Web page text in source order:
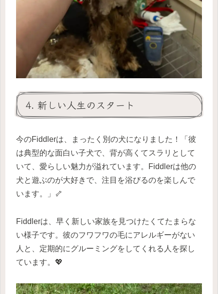
4. 新しい人生のスタート
今のFiddlerは、まったく別の犬になりました！「彼
は典型的な面白い子犬で、背が高くてスラリとして
いて、愛らしい魅力が溢れています。Fiddlerは他の
犬と遊ぶのが大好きで、注目を浴びるのを楽しんで
います。」🦴
Fiddlerは、早く新しい家族を見つけたくてたまらな
い様子です。彼のフワフワの毛にアレルギーがない
人と、定期的にグルーミングをしてくれる人を探し
ています。💖